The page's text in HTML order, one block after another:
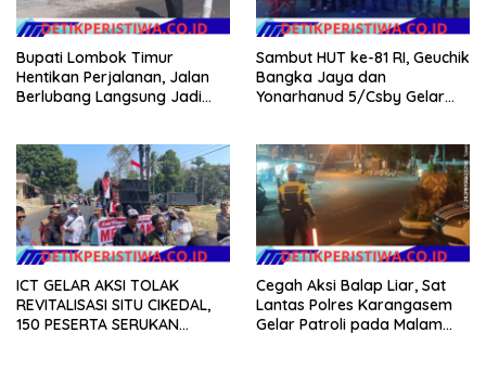
Bupati Lombok Timur
Hentikan Perjalanan, Jalan
Berlubang Langsung Jadi
Sambut HUT ke-81 RI, Geuchik
Bangka Jaya dan
Yonarhanud 5/Csby Gelar
ICT GELAR AKSI TOLAK
REVITALISASI SITU CIKEDAL,
150 PESERTA SERUKAN
Cegah Aksi Balap Liar, Sat
Lantas Polres Karangasem
Gelar Patroli pada Malam